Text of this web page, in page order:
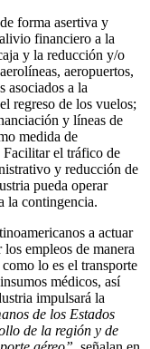
forma asertiva y
financiero a la
y la reducción y/o
aeropuertos,
asociados a la
regreso de los vuelos;
y líneas de
medida de
Facilitar el tráfico de
y reducción de
pueda operar
la contingencia.
a actuar
empleos de manera
lo es el transporte
médicos, así
impulsará la
de los Estados
de la región y de